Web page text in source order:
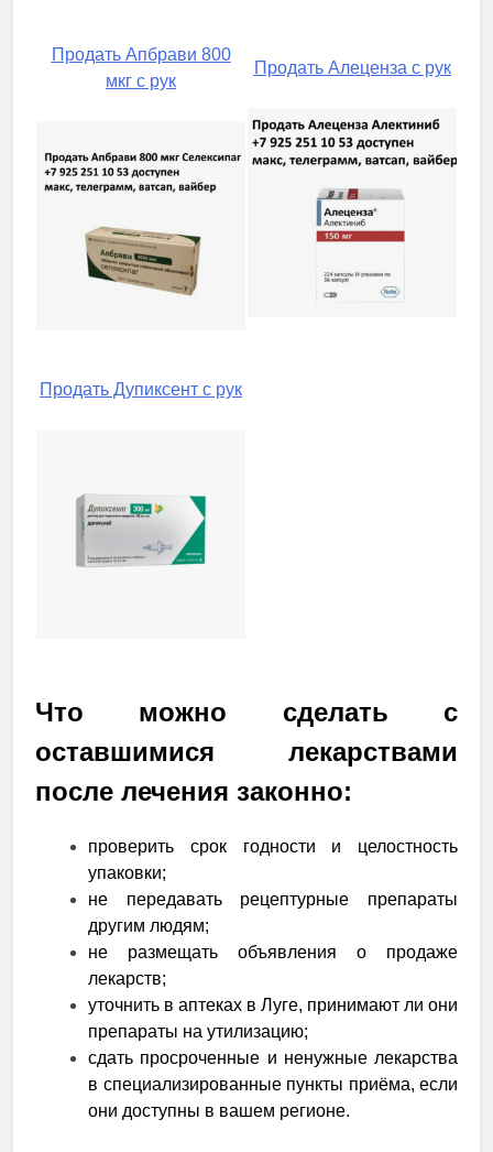
Продать Апбрави 800
мкг с рук
Продать Алеценза с рук
Продать Дупиксент с рук
Что можно сделать с
оставшимися лекарствами
после лечения законно:
проверить срок годности и целостность
упаковки;
не передавать рецептурные препараты
другим людям;
не размещать объявления о продаже
лекарств;
уточнить в аптеках в Луге, принимают ли они
препараты на утилизацию;
сдать просроченные и ненужные лекарства
в специализированные пункты приёма, если
они доступны в вашем регионе.